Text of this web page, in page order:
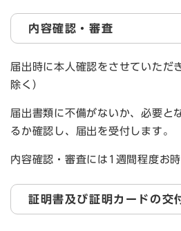
内容確認・審査
届出時に本人確認をさせていただ
除く）
届出書類に不備がないか、必要と
るか確認し、届出を受付します。
内容確認・審査には1週間程度お時
証明書及び証明カードの交